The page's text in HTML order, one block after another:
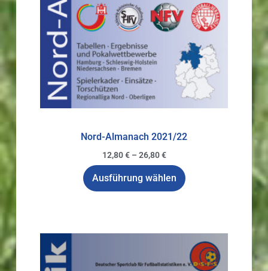
Nord-Almanach 2021/22
12,80€ – 26,80€
Ausführung wählen